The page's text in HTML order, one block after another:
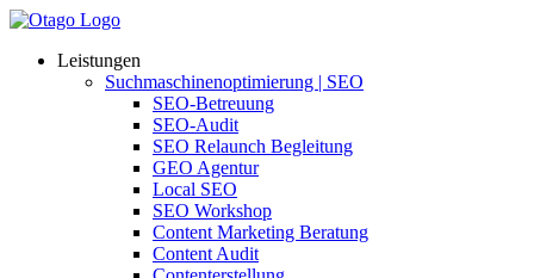
Leistungen
Suchmaschinenoptimierung | SEO
SEO-Betreuung
SEO-Audit
SEO Relaunch Begleitung
GEO Agentur
Local SEO
SEO Workshop
Content Marketing Beratung
Content Audit